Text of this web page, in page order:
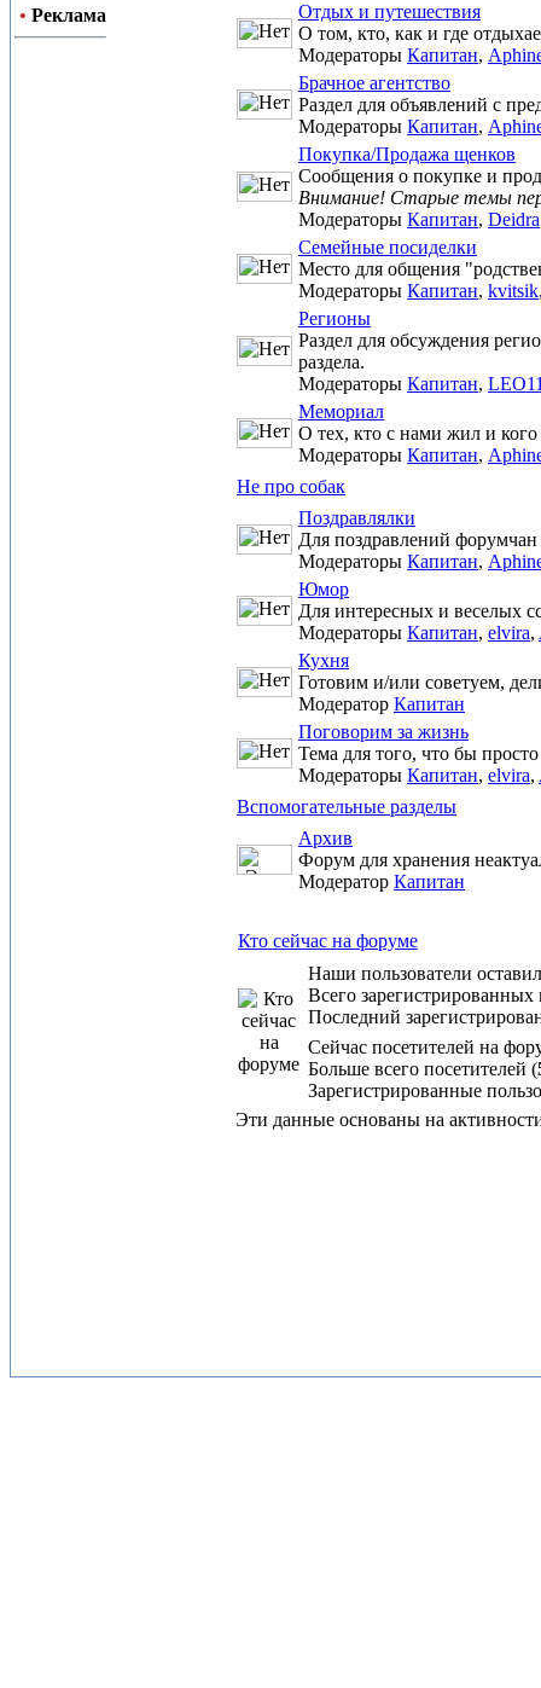
• Реклама
Отдых и путешествия
О том, кто, как и где
Модераторы Капитан,
Брачное агентство
Раздел для объявлений с
Модераторы Капитан,
Покупка/Продажа щенков
Сообщения о покупке и
Внимание! Старые темы
Модераторы Капитан, Deidra
Семейные посиделки
Место для общения
Модераторы Капитан, kvitsik
Регионы
Раздел для обсуждения
раздела.
Модераторы Капитан,
Мемориал
О тех, кто с нами жил и
Модераторы Капитан,
Не про собак
Поздравлялки
Для поздравлений
Модераторы Капитан,
Юмор
Для интересных и веселых
Модераторы Капитан, elvira,
Кухня
Готовим и/или советуем,
Модератор Капитан
Поговорим за жизнь
Тема для того, что бы
Модераторы Капитан, elvira,
Вспомогательные разделы
Архив
Форум для хранения
Модератор Капитан
Кто сейчас на форуме
Наши пользователи
Всего зарегистрированных
Последний
Сейчас посетителей на
Больше всего посетителей (
Зарегистрированные
Эти данные основаны на